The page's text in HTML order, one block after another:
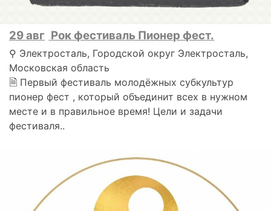
29 авг Рок фестиваль Пионер фест.
⚲ Электросталь, Городской округ Электросталь,
Московская область
🗎 Первый фестиваль молодёжных субкультур
пионер фест , который объединит всех в нужном
месте и в правильное время! Цели и задачи
фестиваля..